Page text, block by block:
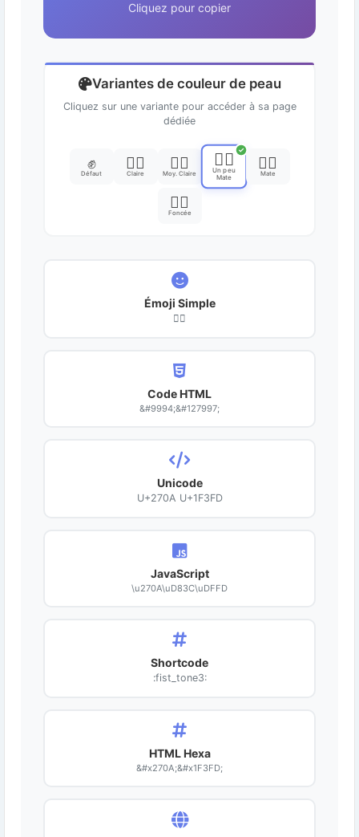
Cliquez pour copier
Variantes de couleur de peau
Cliquez sur une variante pour accéder à sa page
dédiée
✊
Défaut
✊🏻
Claire
✊🏼
Moy. Claire
✓
✊🏽
Un peu
Mate
✊🏾
Mate
✊🏿
Foncée
Émoji Simple
✊🏽
Code HTML
&#9994;&#127997;
Unicode
U+270A U+1F3FD
JavaScript
\u270A\uD83C\uDFFD
Shortcode
:fist_tone3:
HTML Hexa
&#x270A;&#x1F3FD;